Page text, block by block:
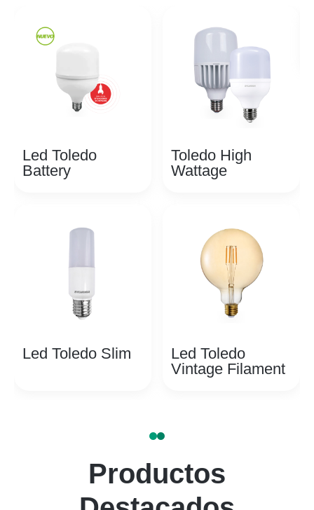
Led Toledo
Battery
Toledo High
Wattage
Led Toledo Slim
Led Toledo
Vintage Filament
Productos